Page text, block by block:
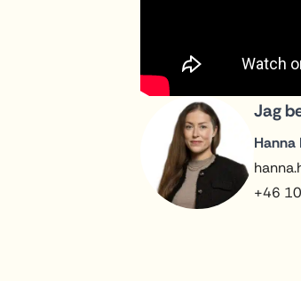
Jag
Hanna
+46